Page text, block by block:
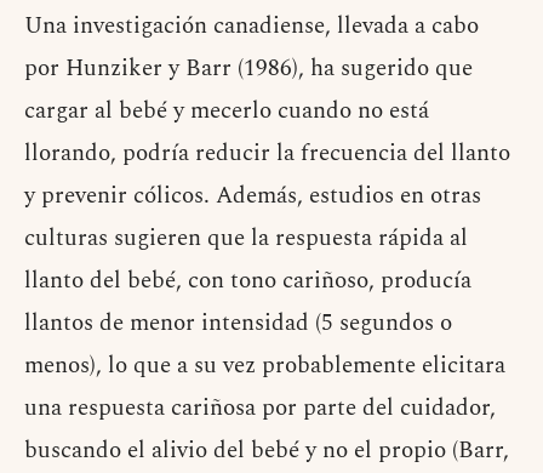
Una investigación canadiense, llevada a cabo
por Hunziker y Barr (1986), ha sugerido que
cargar al bebé y mecerlo cuando no está
llorando, podría reducir la frecuencia del llanto
y prevenir cólicos. Además, estudios en otras
culturas sugieren que la respuesta rápida al
llanto del bebé, con tono cariñoso, producía
llantos de menor intensidad (5 segundos o
menos), lo que a su vez probablemente elicitara
una respuesta cariñosa por parte del cuidador,
buscando el alivio del bebé y no el propio (Barr,